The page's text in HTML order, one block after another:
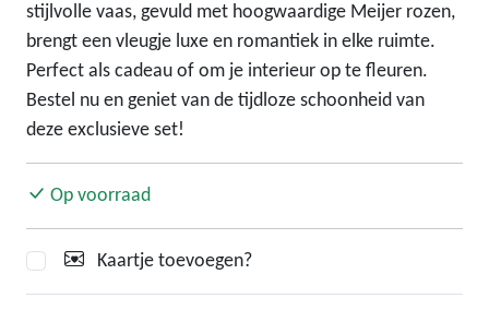
stijlvolle vaas, gevuld met hoogwaardige Meijer rozen,
brengt een vleugje luxe en romantiek in elke ruimte.
Perfect als cadeau of om je interieur op te fleuren.
Bestel nu en geniet van de tijdloze schoonheid van
deze exclusieve set!
Op voorraad
Kaartje toevoegen?